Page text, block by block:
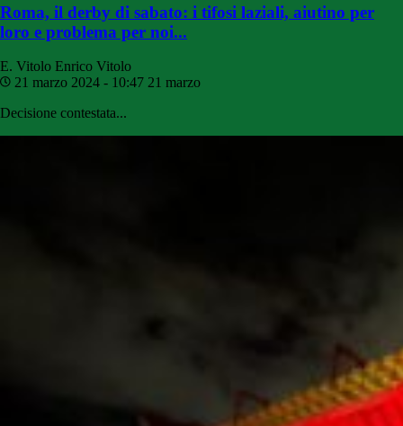
Roma, il derby di sabato: i tifosi laziali, aiutino per
loro e problema per noi...
E. Vitolo Enrico Vitolo
21 marzo 2024 - 10:47 21 marzo
Decisione contestata...